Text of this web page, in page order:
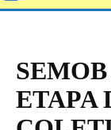
ETAPA